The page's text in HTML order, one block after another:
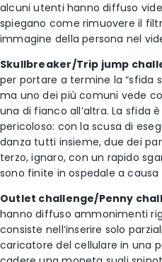
alcuni utenti hanno diffuso
spiegano come rimuovere il
immagine della persona nel
Skullbreaker/Trip jump
per portare a termine la “sfida
ma uno dei più comuni vede
una di fianco all’altra. La sfida
pericoloso: con la scusa di
danza tutti insieme, due dei
terzo, ignaro, con un rapido
sono finite in ospedale a
Outlet challenge/Penny
hanno diffuso ammonimenti
consiste nell’inserire solo
caricatore del cellulare in una